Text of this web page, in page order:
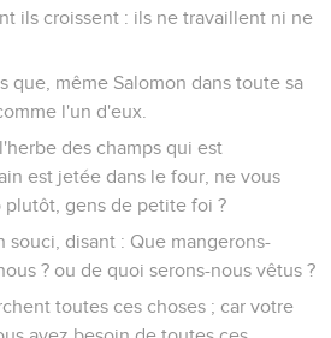
ils croissent : ils ne travaillent ni ne
que, même Salomon dans toute sa
l'un d'eux.
des champs qui est
est jetée dans le four, ne vous
gens de petite foi ?
souci, disant : Que mangerons-
? ou de quoi serons-nous vêtus ?
toutes ces choses ; car votre